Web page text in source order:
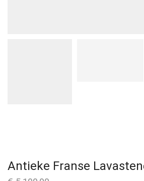
Antieke Franse